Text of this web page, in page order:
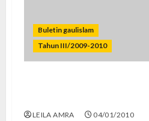
Buletin gaulislam
Tahun III/2009-2010
LEILA AMRA
04/01/2010